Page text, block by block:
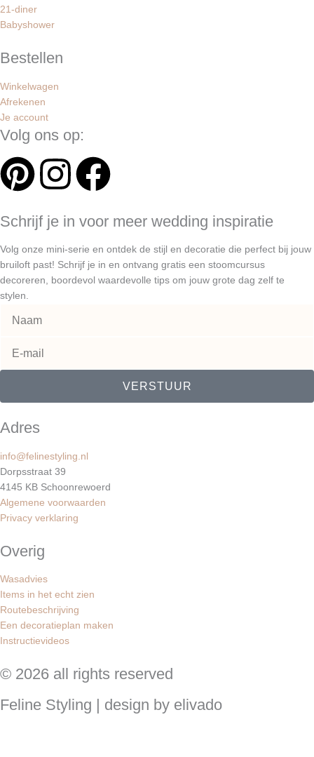
21-diner
Babyshower
Bestellen
Winkelwagen
Afrekenen
Je account
Volg ons op:
P
i
n
t
e
r
e
s
t
I
n
s
t
r
m
F
a
c
e
o
Schrijf je in voor meer wedding inspiratie
Volg onze mini-serie en ontdek de stijl en decoratie die perfect bij jouw
bruiloft past! Schrijf je in en ontvang gratis een stoomcursus
decoreren, boordevol waardevolle tips om jouw grote dag zelf te
stylen.
VERSTUUR
Adres
info@felinestyling.nl
Dorpsstraat 39
4145 KB Schoonrewoerd
Algemene voorwaarden
Privacy verklaring
Overig
Wasadvies
Items in het echt zien
Routebeschrijving
Een decoratieplan maken
Instructievideos
© 2026 all rights reserved
Feline Styling | design by elivado